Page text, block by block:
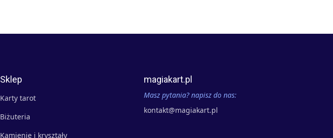
Sklep
Karty tarot
Biżuteria
Kamienie i kryształy
magiakart.pl
Masz pytania? napisz do nas:
kontakt@magiakart.pl